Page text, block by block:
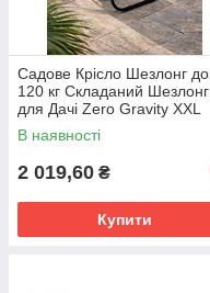
Садове Крісло Шезлонг до
120 кг Складаний Шезлонг
для Дачі Zero Gravity XXL
В наявності
2 019,60 ₴
Купити